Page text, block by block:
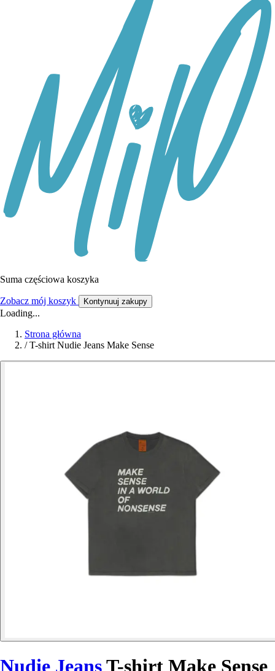
Suma częściowa koszyka
Zobacz mój koszyk Kontynuuj zakupy
Loading...
Strona główna
/ T-shirt Nudie Jeans Make Sense
Nudie JeansT-shirt Make Sense